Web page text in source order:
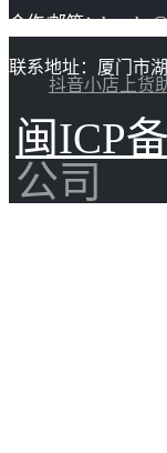
合作/邮箱：
联系地址：厦门市
抖音小店上货
闽ICP
公司